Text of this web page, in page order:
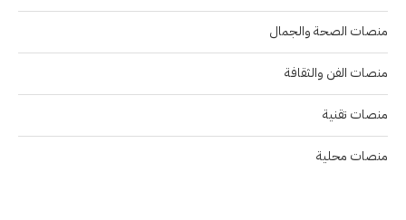
منصات الصحة والجمال
منصات الفن والثقافة
منصات تقنية
منصات محلية